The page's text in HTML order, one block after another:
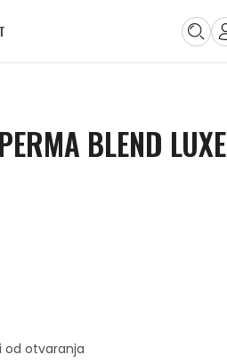
BLEND LUXE
od otvaranja